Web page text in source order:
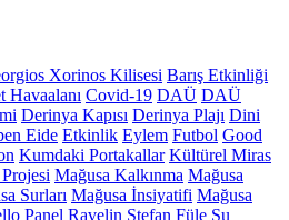
Xorinos Kilisesi Barış Etkinliği
Havaalanı Covid-19 DAÜ DAÜ
Derinya Kapısı Derinya Plajı Dini
Eide Etkinlik Eylem Futbol Good
Kumdaki Portakallar Kültürel Miras
Mağusa Kalkınma Mağusa
Surları Mağusa İnsiyatifi Mağusa
Panel Ravelin Stefan Füle Su